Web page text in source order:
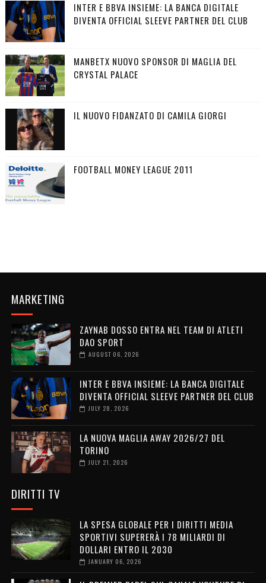
INTER E BBVA INSIEME: LA BANCA DIGITALE
DIVENTA OFFICIAL SLEEVE PARTNER DEL CLUB
MANBETX NUOVO SPONSOR DI MAGLIA DEL
CRYSTAL PALACE
IL NUOVO FIDANZATO DI CAMILA GIORGI
FOOTBALL MONEY LEAGUE 2011
MARKETING
ZAYNAB DOSSO ENTRA NEL TEAM DI ATLETI
DAO SPORT
AUGUST 06, 2026
INTER E BBVA INSIEME: LA BANCA DIGITALE
DIVENTA OFFICIAL SLEEVE PARTNER DEL CLUB
JULY 28, 2026
LA NUOVA MAGLIA AWAY 2026/27 DEL
TORINO
JULY 21, 2026
DIRITTI TV
LA SPESA GLOBALE PER I DIRITTI MEDIA
SPORTIVI SUPERERÀ I 78 MILIARDI DI
DOLLARI ENTRO IL 2030
JANUARY 06, 2026